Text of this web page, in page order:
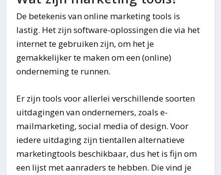
De betekenis van online marketing tools is
lastig. Het zijn software-oplossingen die via het
internet te gebruiken zijn, om het je
gemakkelijker te maken om een (online)
onderneming te runnen.
Er zijn tools voor allerlei verschillende soorten
uitdagingen van ondernemers, zoals e-
mailmarketing, social media of design. Voor
iedere uitdaging zijn tientallen alternatieve
marketingtools beschikbaar, dus het is fijn om
een lijst met aanraders te hebben. Die vind je